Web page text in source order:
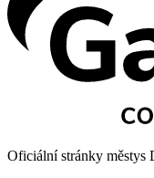
Oficiální stránky městys